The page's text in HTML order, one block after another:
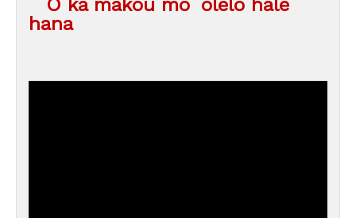
ʻO kā mākou moʻolelo hale
hana